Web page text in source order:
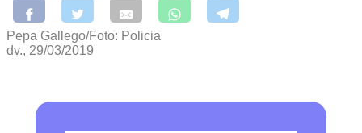
Pepa Gallego/Foto: Policia
dv., 29/03/2019